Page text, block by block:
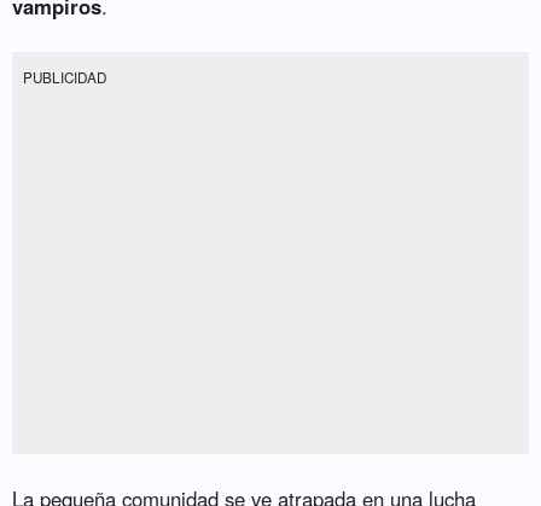
PUBLICIDAD
La pequeña comunidad se ve atrapada en una lucha